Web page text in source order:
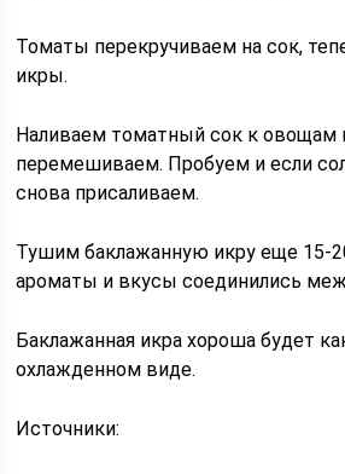
Томаты перекручиваем на сок,
икры.
Наливаем томатный сок к овощам
перемешиваем. Пробуем и если
снова присаливаем.
Тушим баклажанную икру еще 15-
ароматы и вкусы соединились
Баклажанная икра хороша будет
охлажденном виде.
Источники: